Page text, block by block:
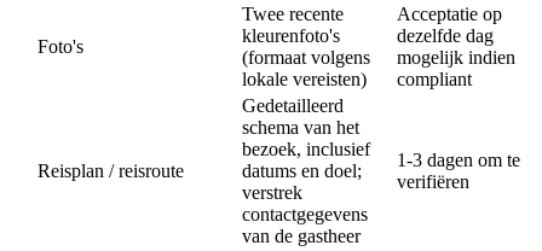
Foto's
Twee recente
kleurenfoto's
(formaat volgens
lokale vereisten)
Acceptatie op
dezelfde dag
mogelijk indien
compliant
Reisplan / reisroute
Gedetailleerd
schema van het
bezoek, inclusief
datums en doel;
verstrek
contactgegevens
van de gastheer
1-3 dagen om te
verifiëren